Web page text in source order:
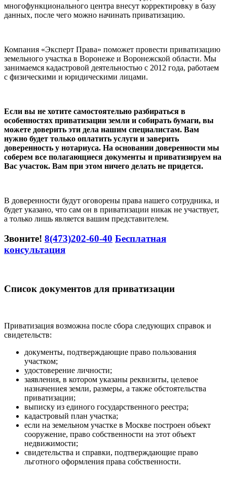
многофункционального центра внесут корректировку в базу
данных, после чего можно начинать приватизацию.
Компания «Эксперт Права» поможет провести приватизацию
земельного участка в Воронеже и Воронежской области. Мы
занимаемся кадастровой деятельностью с 2012 года, работаем
с физическими и юридическими лицами.
Если вы не хотите самостоятельно разбираться в
особенностях приватизации земли и собирать бумаги, вы
можете доверить эти дела нашим специалистам. Вам
нужно будет только оплатить услуги и заверить
доверенность у нотариуса. На основании доверенности мы
соберем все полагающиеся документы и приватизируем на
Вас участок. Вам при этом ничего делать не придется.
В доверенности будут оговорены права нашего сотрудника, и
будет указано, что сам он в приватизации никак не участвует,
а только лишь является вашим представителем.
Звоните! 8(473)202-60-40 Бесплатная
консультация
Список документов для приватизации
Приватизация возможна после сбора следующих справок и
свидетельств:
документы, подтверждающие право пользования
участком;
удостоверение личности;
заявления, в котором указаны реквизиты, целевое
назначениея земли, размеры, а также обстоятельства
приватизации;
выписку из единого государственного реестра;
кадастровый план участка;
если на земельном участке в Москве построен объект
сооружение, право собственности на этот объект
недвижимости;
свидетельства и справки, подтверждающие право
льготного оформления права собственности.